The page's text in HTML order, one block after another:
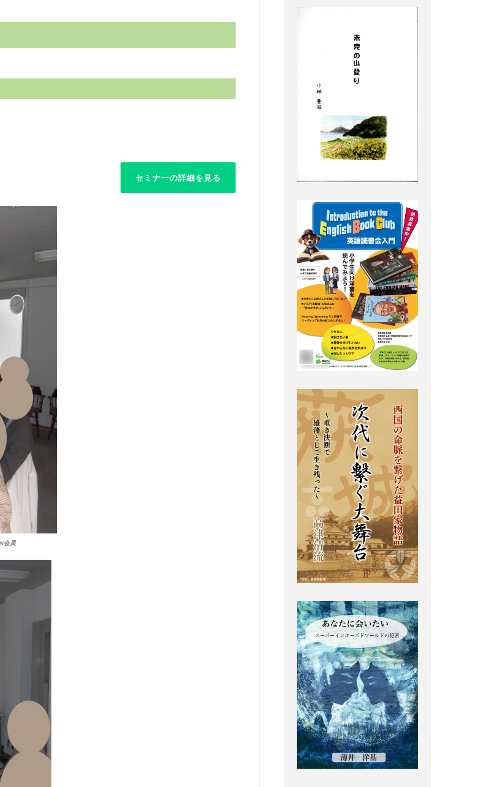
セミナーの詳細を見る
会員